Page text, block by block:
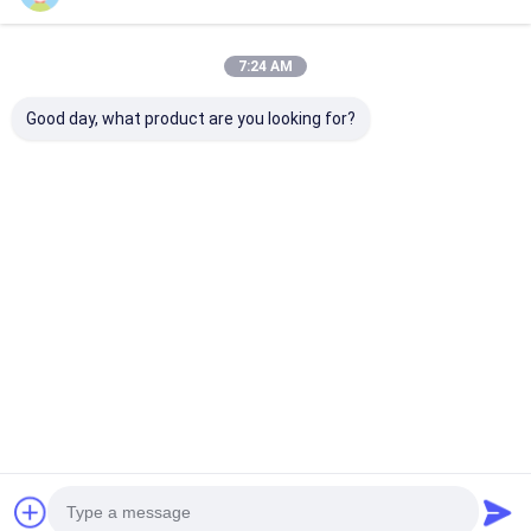
7:24 AM
Good day, what product are you looking for?